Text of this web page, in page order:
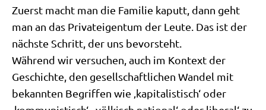
Zuerst macht man die Fami­lie kaputt, dann geht
man an das Pri­vat­ei­gen­tum der Leu­te. Das ist der
näch­ste Schritt, der uns bevorsteht.
Wäh­rend wir ver­su­chen, auch im Kon­text der
Geschich­te, den gesell­schaft­li­chen Wan­del mit
bekann­ten Begrif­fen wie ‚kapi­ta­li­stisch‘ oder